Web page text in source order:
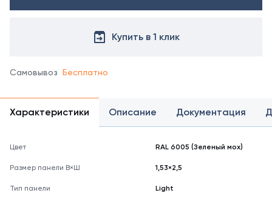
менеджеру.
Купить в 1 клик
Самовывоз Бесплатно
Характеристики Описание Документация
Цвет RAL 6005 (Зеленый мох)
Размер панели В×Ш 1,53×2,5
Тип панели Light